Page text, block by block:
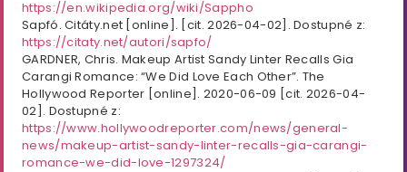
https://en.wikipedia.org/wiki/Sappho
Sapfó. Citáty.net [online]. [cit. 2026-04-02]. Dostupné z:
https://citaty.net/autori/sapfo/
GARDNER, Chris. Makeup Artist Sandy Linter Recalls Gia
Carangi Romance: “We Did Love Each Other”. The
Hollywood Reporter [online]. 2020-06-09 [cit. 2026-04-
02]. Dostupné z:
https://www.hollywoodreporter.com/news/general-
news/makeup-artist-sandy-linter-recalls-gia-carangi-
romance-we-did-love-1297324/